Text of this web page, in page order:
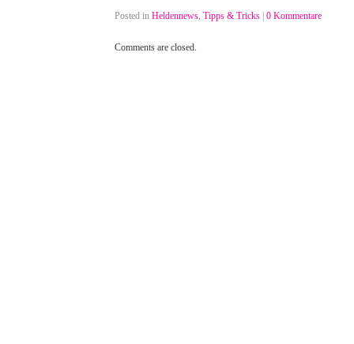
Posted in Heldennews, Tipps & Tricks 0 Kommentare
Comments are closed.